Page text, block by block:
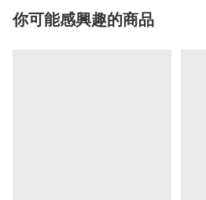
你可能感興趣的商品